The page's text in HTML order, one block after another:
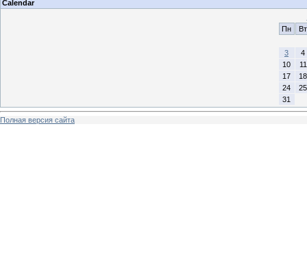
Calendar
Пн
Вт
3
4
10
11
17
18
24
25
31
Полная версия сайта